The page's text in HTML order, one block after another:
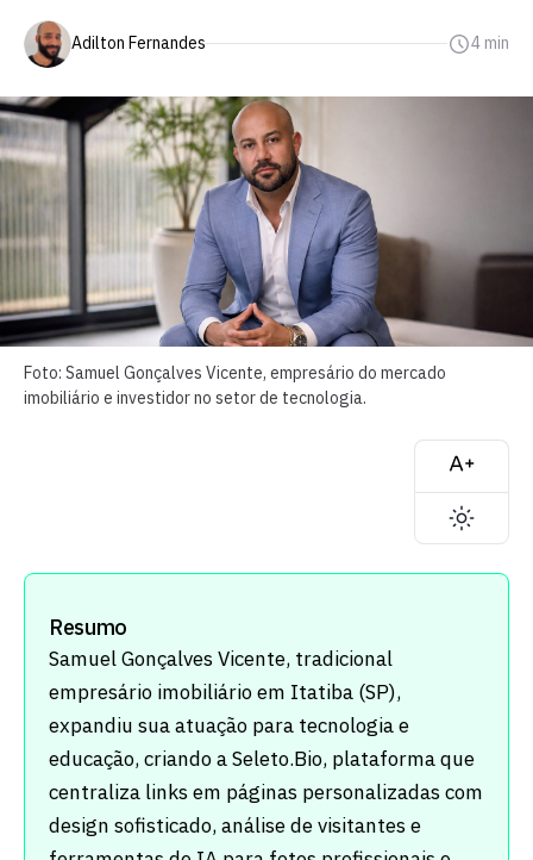
Adilton Fernandes 4 min
Foto: Samuel Gonçalves Vicente, empresário do mercado
imobiliário e investidor no setor de tecnologia.
Resumo
Samuel Gonçalves Vicente, tradicional
empresário imobiliário em Itatiba (SP),
expandiu sua atuação para tecnologia e
educação, criando a Seleto.Bio, plataforma que
centraliza links em páginas personalizadas com
design sofisticado, análise de visitantes e